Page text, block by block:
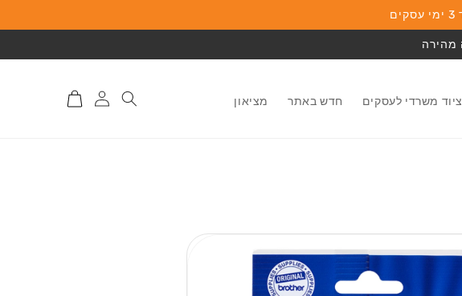
ציוד משרדי לעסקים חדש באתר מציאון
התחברות
לאתר
סל
קניות